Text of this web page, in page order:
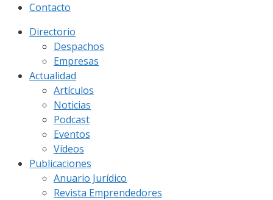
Contacto
Directorio
Despachos
Empresas
Actualidad
Artículos
Noticias
Podcast
Eventos
Vídeos
Publicaciones
Anuario Jurídico
Revista Emprendedores